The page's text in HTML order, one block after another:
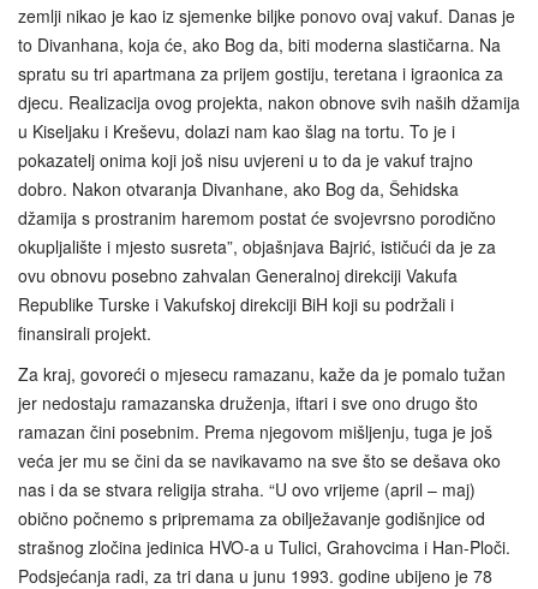
zemlji nikao je kao iz sjemenke biljke ponovo ovaj vakuf. Danas je
to Divanhana, koja će, ako Bog da, biti moderna slastičarna. Na
spratu su tri apartmana za prijem gostiju, teretana i igraonica za
djecu. Realizacija ovog projekta, nakon obnove svih naših džamija
u Kiseljaku i Kreševu, dolazi nam kao šlag na tortu. To je i
pokazatelj onima koji još nisu uvjereni u to da je vakuf trajno
dobro. Nakon otvaranja Divanhane, ako Bog da, Šehidska
džamija s prostranim haremom postat će svojevrsno porodično
okupljalište i mjesto susreta”, objašnjava Bajrić, ističući da je za
ovu obnovu posebno zahvalan Generalnoj direkciji Vakufa
Republike Turske i Vakufskoj direkciji BiH koji su podržali i
finansirali projekt.
Za kraj, govoreći o mjesecu ramazanu, kaže da je pomalo tužan
jer nedostaju ramazanska druženja, iftari i sve ono drugo što
ramazan čini posebnim. Prema njegovom mišljenju, tuga je još
veća jer mu se čini da se navikavamo na sve što se dešava oko
nas i da se stvara religija straha. “U ovo vrijeme (april – maj)
obično počnemo s pripremama za obilježavanje godišnjice od
strašnog zločina jedinica HVO-a u Tulici, Grahovcima i Han-Ploči.
Podsjećanja radi, za tri dana u junu 1993. godine ubijeno je 78